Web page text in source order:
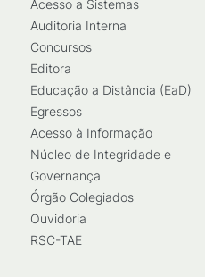
Acesso a Sistemas
Auditoria Interna
Concursos
Editora
Educação a Distância (EaD)
Egressos
Acesso à Informação
Núcleo de Integridade e
Governança
Órgão Colegiados
Ouvidoria
RSC-TAE